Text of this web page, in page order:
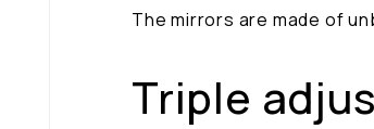
The mirrors are made of
Triple